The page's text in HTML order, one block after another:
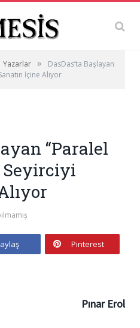
Yazarlar »
DasDas’ta Başlayan
İçine Alıyor
“Paralel
Seyirciyi
Pinterest
Pınar Erol